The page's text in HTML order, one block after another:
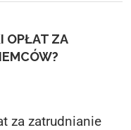
OPŁAT ZA
za zatrudnianie